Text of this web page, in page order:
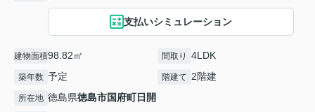
支払いシミュレーション
建物面積98.82㎡ 間取り 4LDK
築年数 予定 階建て 2階建
所在地 徳島県徳島市国府町日開